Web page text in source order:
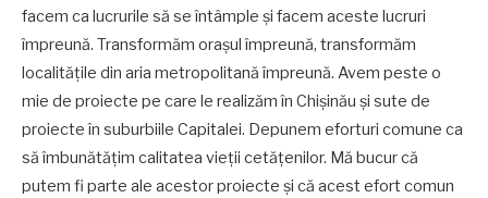
facem ca lucrurile să se întâmple și facem aceste lucruri
împreună. Transformăm orașul împreună, transformăm
localitățile din aria metropolitană împreună. Avem peste o
mie de proiecte pe care le realizăm în Chișinău și sute de
proiecte în suburbiile Capitalei. Depunem eforturi comune ca
să îmbunătățim calitatea vieții cetățenilor. Mă bucur că
putem fi parte ale acestor proiecte și că acest efort comun